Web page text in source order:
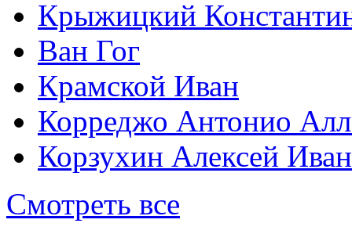
Крыжицкий
Ван Гог
Крамской Иван
Корреджо Антонио
Корзухин Алексей
Смотреть все